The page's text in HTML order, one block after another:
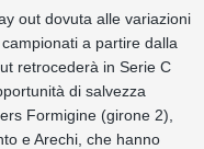
out dovuta alle variazioni
a partire dalla
retrocederà in Serie C
di salvezza
Formigine (girone 2),
e Arechi, che hanno